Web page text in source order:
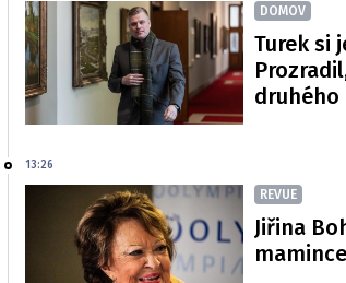
DOMOV
Turek si
druhého
13:26
REVUE
Jiřina